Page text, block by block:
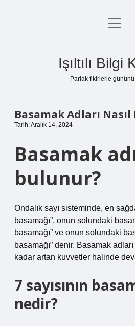
Anasayfa
Yasal Uyarı
menüyü
Işıltılı Bilgi
Parlak fikirlerle gününü
Basamak Adları
Tarih: Aralık 14, 2024
Basamak
bulunur?
Ondalık sayı sisteminde, en
basamağı”, onun solundaki
basamağı” ve onun solundaki
basamağı” denir. Basamak
kadar artan kuvvetler halinde
7 sayısının
nedir?